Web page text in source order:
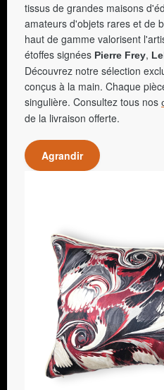
tissus de grandes maisons
amateurs d'objets rares et de
haut de gamme valorisent
étoffes signées Pierre Frey,
Découvrez notre sélection
conçus à la main. Chaque
singulière. Consultez tous nos
de la livraison offerte.
Agrandir